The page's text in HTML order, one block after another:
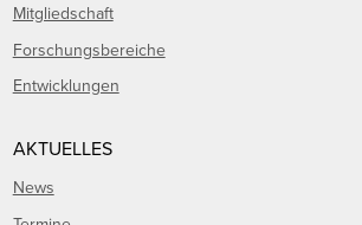
Mitgliedschaft
Forschungsbereiche
Entwicklungen
AKTUELLES
News